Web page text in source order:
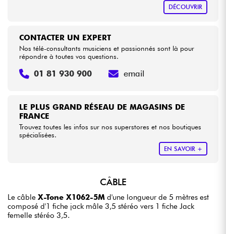
TOULOUSE
DÉCOUVRIR
LE PLUS GRAND RÉSEAU DE MAGASINS DE
FRANCE
Trouvez toutes les infos sur nos superstores et nos boutiques
spécialisées.
EN SAVOIR +
CONTACTER UN EXPERT
Nos télé-consultants musiciens et passionnés sont là pour
répondre à toutes vos questions.
01 81 930 900 email
CÂBLE
Le câble X-Tone X1062-5M d'une longueur de 5 mètres est
composé d'1 fiche jack mâle 3,5 stéréo vers 1 fiche Jack
femelle stéréo 3,5.